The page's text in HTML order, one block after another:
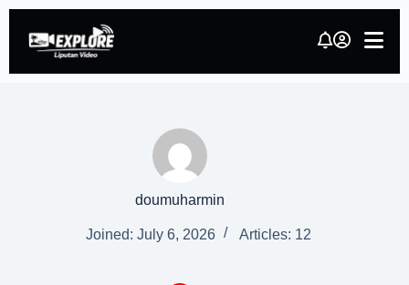
doumuharmin
Joined: July 6, 2026 Articles: 12